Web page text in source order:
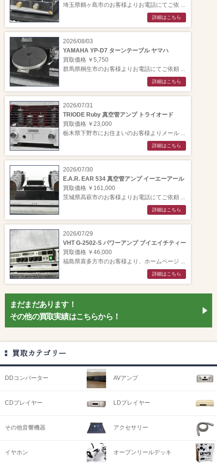
埼玉県鶴ヶ島市のお客様よりお電話にてご依 ...
詳細はこちら
2026/08/03
YAMAHA YP-D7 ターンテーブル ヤマハ
買取価格 ￥5,750
群馬県桐生市のお客様よりお電話にてご依頼 ...
詳細はこちら
2026/07/31
TRIODE Ruby 真空管アンプ トライオード
買取価格 ￥23,000
栃木県下野市にお住まいのお客様よりメール ...
詳細はこちら
2026/07/30
E.A.R. EAR 534 真空管アンプ イーエーアール
買取価格 ￥161,000
茨城県高萩市のお客様よりお電話にてご依頼 ...
詳細はこちら
2026/07/29
VHT G-2502-S パワーアンプ ブイエイチティー
買取価格 ￥46,000
福島県喜多方市のお客様より、ホームページ ...
詳細はこちら
まだまだあります！
その他の買取実績はこちらから！
買取カテゴリー
DDコンバーター AVアンプ
CDプレイヤー LDプレイヤー
その他音響機器 アクセサリー
イヤホン オープンリールデッキ